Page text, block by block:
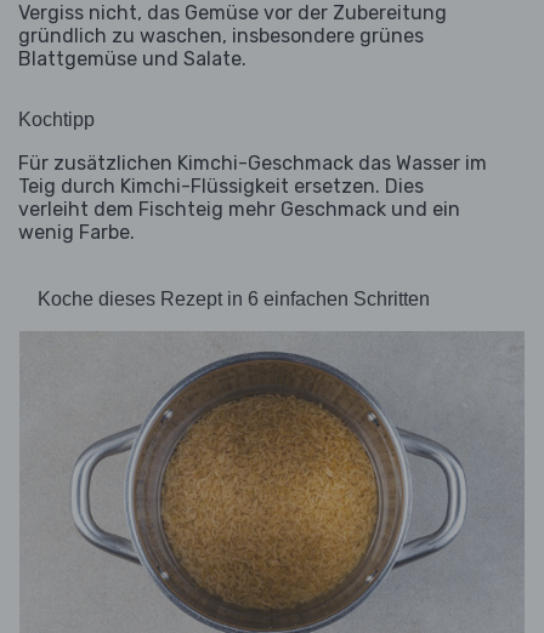
Vergiss nicht, das Gemüse vor der Zubereitung
gründlich zu waschen, insbesondere grünes
Blattgemüse und Salate.
Kochtipp
Für zusätzlichen Kimchi-Geschmack das Wasser im
Teig durch Kimchi-Flüssigkeit ersetzen. Dies
verleiht dem Fischteig mehr Geschmack und ein
wenig Farbe.
Koche dieses Rezept in 6 einfachen Schritten